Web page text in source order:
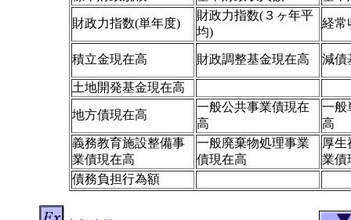
財政力指数(単年度)
財政力指数(３ヶ年平
均)
経
積立金現在高 財政調整基金現在高 減債
土地開発基金現在高
地方債現在高
一般公共事業債現在
高
一般
高
義務教育施設整備事
業債現在高
一般廃棄物処理事業
債現在高
厚生
業債
債務負担行為額